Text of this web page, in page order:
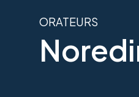
ORATEURS